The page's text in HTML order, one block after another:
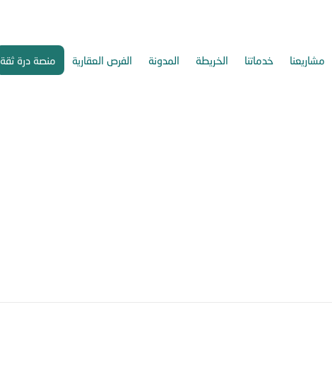
مشاريعنا خدماتنا الخريطة المدونة الفرص العقارية منصة درة ثقة